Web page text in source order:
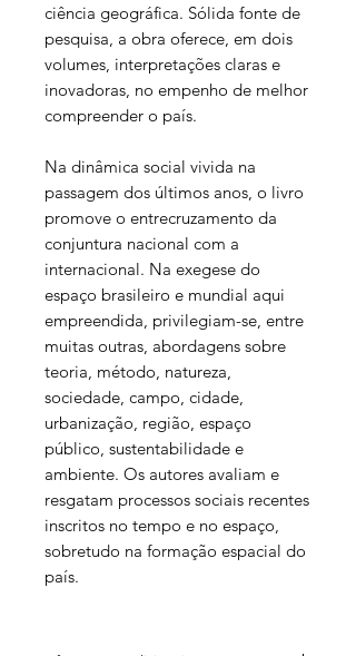
ciência geográfica. Sólida fonte de
pesquisa, a obra oferece, em dois
volumes, interpretações claras e
inovadoras, no empenho de melhor
compreender o país.
Na dinâmica social vivida na
passagem dos últimos anos, o livro
promove o entrecruzamento da
conjuntura nacional com a
internacional. Na exegese do
espaço brasileiro e mundial aqui
empreendida, privilegiam-se, entre
muitas outras, abordagens sobre
teoria, método, natureza,
sociedade, campo, cidade,
urbanização, região, espaço
público, sustentabilidade e
ambiente. Os autores avaliam e
resgatam processos sociais recentes
inscritos no tempo e no espaço,
sobretudo na formação espacial do
país.